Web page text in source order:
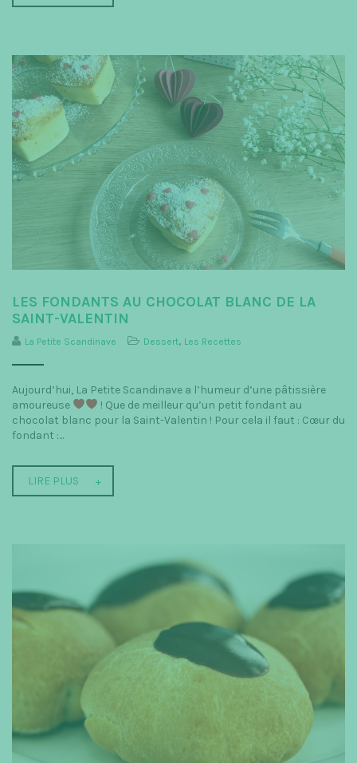
LES FONDANTS AU CHOCOLAT BLANC DE LA
SAINT-VALENTIN
La Petite Scandinave Dessert, Les Recettes
Aujourd’hui, La Petite Scandinave a l’humeur d’une pâtissière
amoureuse
! Que de meilleur qu’un petit fondant au
chocolat blanc pour la Saint-Valentin ! Pour cela il faut : Cœur du
fondant :...
LIRE PLUS